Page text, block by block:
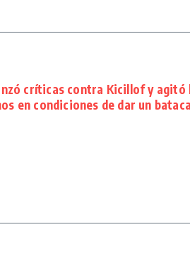
críticas contra Kicillof y agitó
en condiciones de dar un